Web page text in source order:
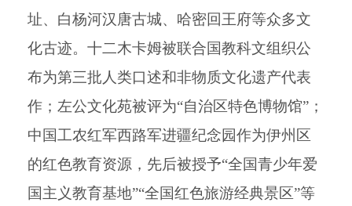
址、白杨河汉唐古城、哈密回王府等众多文
化古迹。十二木卡姆被联合国教科文组织公
布为第三批人类口述和非物质文化遗产代表
作；左公文化苑被评为“自治区特色博物馆”；
中国工农红军西路军进疆纪念园作为伊州区
的红色教育资源，先后被授予“全国青少年爱
国主义教育基地”“全国红色旅游经典景区”等